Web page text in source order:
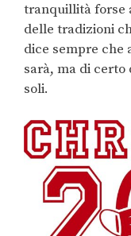
tranquillità forse
delle tradizioni
dice sempre che
sarà, ma di certo
soli.